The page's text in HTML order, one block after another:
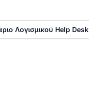
Λογισμικού Help Desk